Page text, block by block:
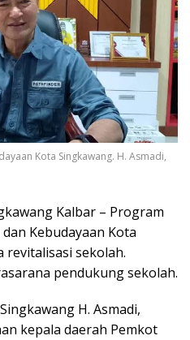
Kota Singkawang. H. Asmadi,
Kalbar – Program
Kebudayaan Kota
revitalisasi sekolah.
pendukung sekolah.
H. Asmadi,
kepala daerah Pemkot